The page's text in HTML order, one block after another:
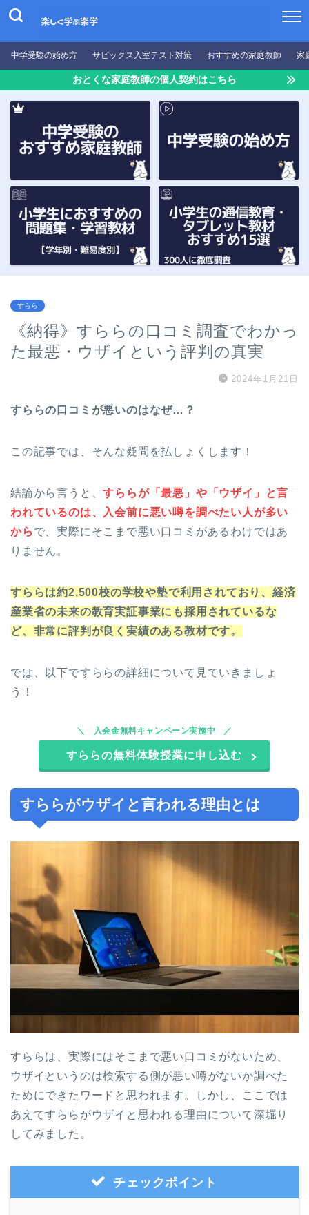
中学受験の始め方 サピックス入室テスト対策 おすすめの家庭教師 家
おとくな家庭教師の個人契約はこちら
すらら
《納得》すららの口コミ調査でわかっ
た最悪・ウザイという評判の真実
2024年1月21日
すららの口コミが悪いのはなぜ…？
この記事では、そんな疑問を払しょくします！
結論から言うと、すららが「最悪」や「ウザイ」と言
われているのは、入会前に悪い噂を調べたい人が多い
から で、実際にそこまで悪い口コミがあるわけではあ
りません。
すららは約2,500校の学校や塾で利用されており、経済
産業省の未来の教育実証事業にも採用されているな
ど、非常に評判が良く実績のある教材です。
では、以下ですららの詳細について見ていきましょ
う！
入会金無料キャンペーン実施中
すららの無料体験授業に申し込む
すららがウザイと言われる理由とは
すららは、実際にはそこまで悪い口コミがないため、
ウザイというのは検索する側が悪い噂がないか調べた
ためにできたワードと思われます。しかし、ここでは
あえてすららがウザイと思われる理由について深堀り
してみました。
チェックポイント